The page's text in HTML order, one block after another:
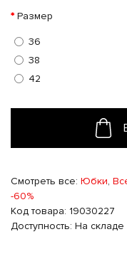
Размер
36
38
42
Смотреть все: Юбки,
-60%
Код товара: 19030227
Доступность: На складе